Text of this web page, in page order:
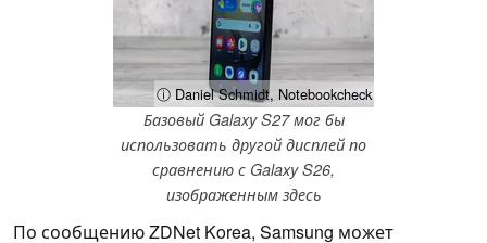
ⓘ Daniel Schmidt, Notebookcheck
Базовый Galaxy S27 мог бы
использовать другой дисплей по
сравнению с Galaxy S26,
изображенным здесь
По сообщению ZDNet Korea, Samsung может